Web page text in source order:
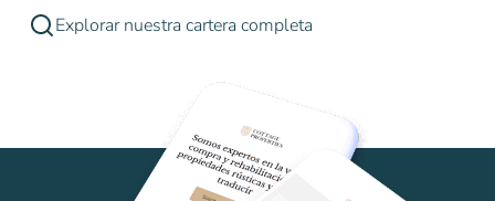
Explorar nuestra cartera completa